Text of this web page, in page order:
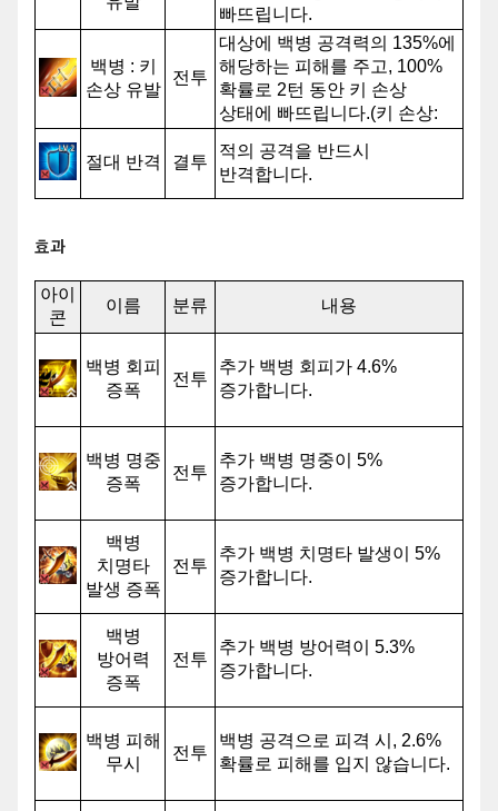
빠뜨립니다.
백병 : 키
손상 유발
전투
대상에 백병 공격력의 135%에
해당하는 피해를 주고, 100%
확률로 2턴 동안 키 손상
상태에 빠뜨립니다.(키 손상:
절대 반격
결투
적의 공격을 반드시
반격합니다.
효과
아이
콘
이름 분류 내용
백병 회피
증폭
전투
추가 백병 회피가 4.6%
증가합니다.
백병 명중
증폭
전투
추가 백병 명중이 5%
증가합니다.
백병
치명타
발생 증폭
전투
추가 백병 치명타 발생이 5%
증가합니다.
백병
방어력
증폭
전투
추가 백병 방어력이 5.3%
증가합니다.
백병 피해
무시
전투
백병 공격으로 피격 시, 2.6%
확률로 피해를 입지 않습니다.